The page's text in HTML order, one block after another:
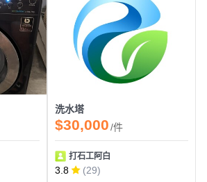
洗水塔
$30,000/件
打石工阿白
3.8
(29)